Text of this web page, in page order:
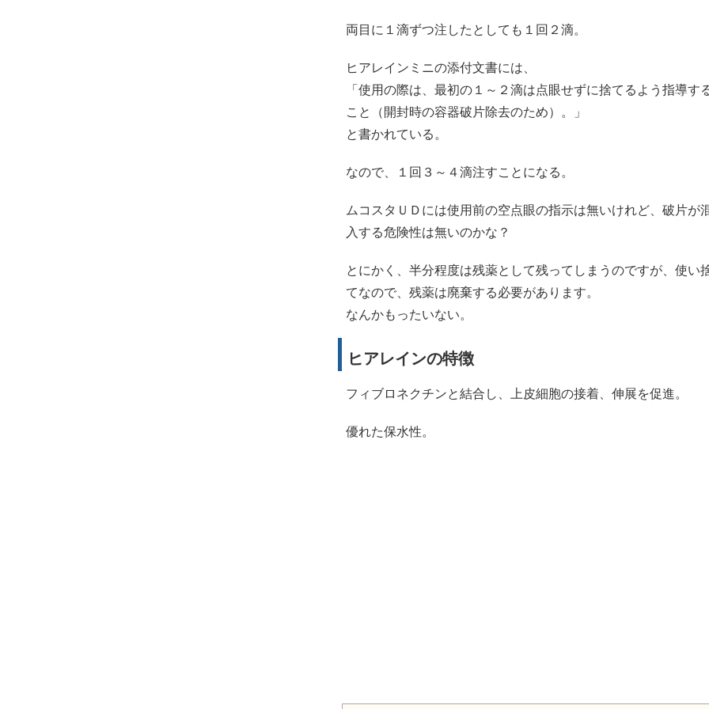
両目に１滴ずつ注したとしても１回２滴。
ヒアレインミニの添付文書には、
「使用の際は、最初の１～２滴は点眼せずに捨てるよう指導す
こと（開封時の容器破片除去のため）。」
と書かれている。
なので、１回３～４滴注すことになる。
ムコスタＵＤには使用前の空点眼の指示は無いけれど、破片が
入する危険性は無いのかな？
とにかく、半分程度は残薬として残ってしまうのですが、使い
てなので、残薬は廃棄する必要があります。
なんかもったいない。
ヒアレインの特徴
フィブロネクチンと結合し、上皮細胞の接着、伸展を促進。
優れた保水性。